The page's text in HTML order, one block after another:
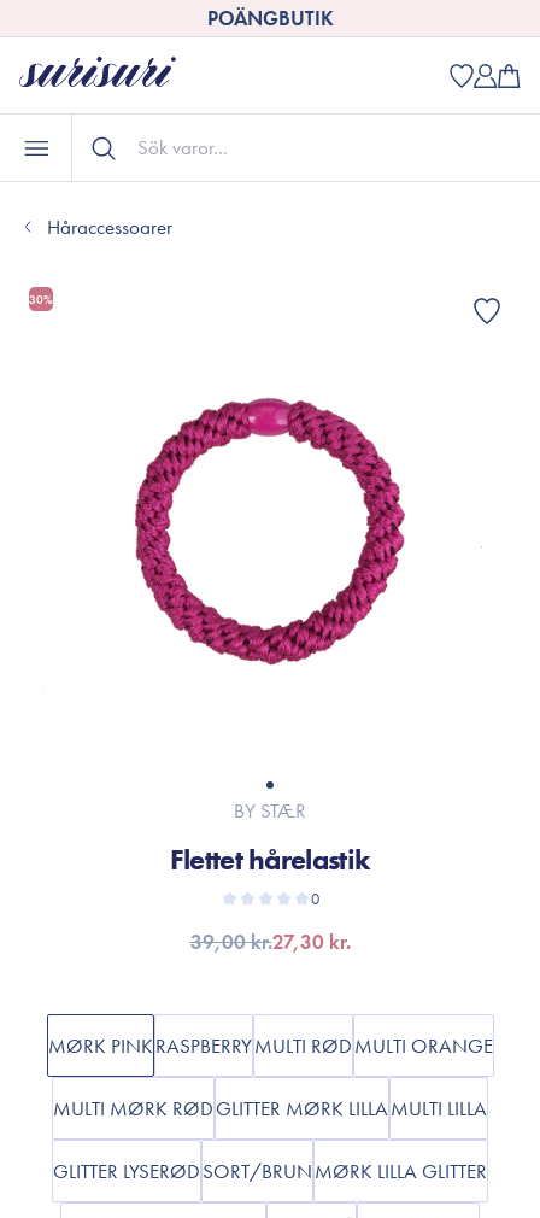
POÄNGBUTIK
Håraccessoarer
30%
BY STÆR
Flettet hårelastik
0
39,00 kr.27,30 kr.
MØRK PINKRASPBERRYMULTI RØDMULTI ORANGE
MULTI MØRK RØDGLITTER MØRK LILLAMULTI LILLA
GLITTER LYSERØDSORT/BRUNMØRK LILLA GLITTER